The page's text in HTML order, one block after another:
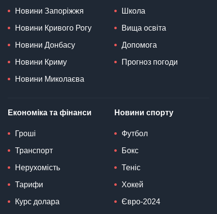
Новини Запоріжжя
Новини Кривого Рогу
Новини Донбасу
Новини Криму
Новини Миколаєва
Школа
Вища освіта
Допомога
Прогноз погоди
Економіка та фінанси
Гроші
Транспорт
Нерухомість
Тарифи
Курс долара
Новини спорту
Футбол
Бокс
Теніс
Хокей
Євро-2024